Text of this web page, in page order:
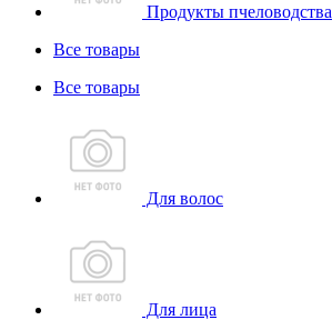
Продукты пчеловодства
Все товары
Все товары
Для волос
Для лица